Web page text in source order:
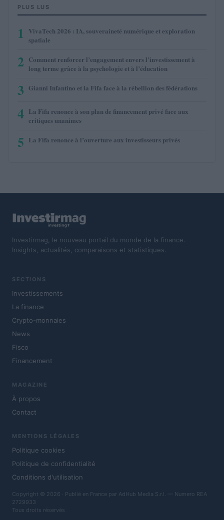
PLUS LUS
1
VivaTech 2026 : IA, souveraineté numérique et exploration
spatiale
2 Comment renforcer l’engagement envers l’investissement à
long terme grâce à la psychologie et à l’éducation
3 Gianni Infantino et la Fifa face à la rébellion des fédérations
4 La Fifa renonce à son plan de financement privé face aux
critiques unanimes
5 La Fifa renonce à l’ouverture aux investisseurs privés
Investirmag, le nouveau portail du monde de la finance.
Insights, actualités, comparaisons et statistiques.
SECTIONS
Investissements
La finance
Crypto-monnaies
News
Fisco
Financement
MAGAZINE
À propos
Contact
MENTIONS LÉGALES
Politique cookies
Politique de confidentialité
Conditions d'utilisation
Copyright © 2026 · Publié en France par AdHub Media S.r.l. — Numero REA
2729933
Tous droits réservés